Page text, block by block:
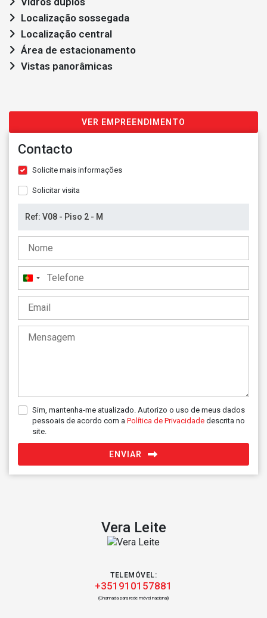
Localização sossegada
Localização central
Área de estacionamento
Vistas panorâmicas
VER EMPREENDIMENTO
Contacto
Solicite mais informações
Solicitar visita
Portugal
+351
Sim, mantenha-me atualizado. Autorizo o uso de meus dados
pessoais de acordo com a Política de Privacidade descrita no
site.
ENVIAR
Vera Leite
TELEMÓVEL:
+351910157881
(Chamada para rede móvel nacional)